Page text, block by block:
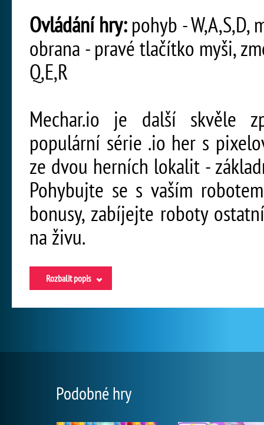
Ovládání hry:pohyb - W,A,S,D,
obrana - pravé tlačítko myši,
Q,E,R
Mechar.io je další skvěle
populární série .io her s
ze dvou herních lokalit -
Pohybujte se s vaším
bonusy, zabíjejte roboty
na živu.
Rozbalit popis
Podobné hry